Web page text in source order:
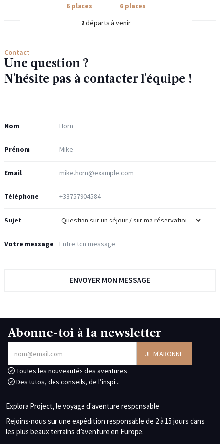
6 places
6 places
2départs à venir
Contact
Une question ?
N'hésite pas à contacter l'équipe !
Nom
Prénom
Email
Téléphone
Sujet
Votre message
Abonne-toi à la newsletter
Toutes les nouveautés des aventures
Des tutos, des conseils, de l’inspi...
Explora Project, le voyage d'aventure responsable
Rejoins-nous sur une expédition responsable de 2 à 15 jours dans
les plus beaux terrains d’aventure en Europe.